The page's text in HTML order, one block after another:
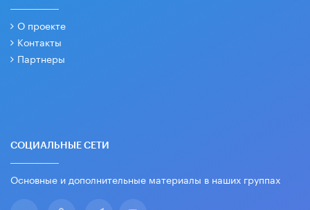
О проекте
Контакты
Партнеры
СОЦИАЛЬНЫЕ СЕТИ
Основные и дополнительные материалы в наших группах